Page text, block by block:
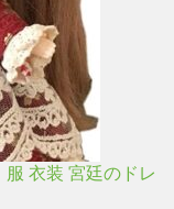
衣装 宮廷のドレ